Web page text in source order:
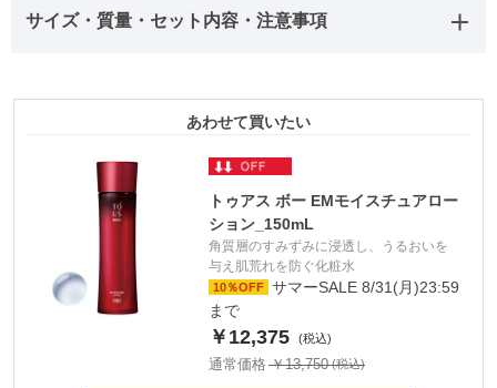
サイズ・質量・セット内容・注意事項
あわせて買いたい
トゥアス ボー EMモイスチュアロー
ション_150mL
角質層のすみずみに浸透し、うるおいを
与え肌荒れを防ぐ化粧水
10％OFF サマーSALE 8/31(月)23:59
まで
￥12,375
通常価格 ￥13,750